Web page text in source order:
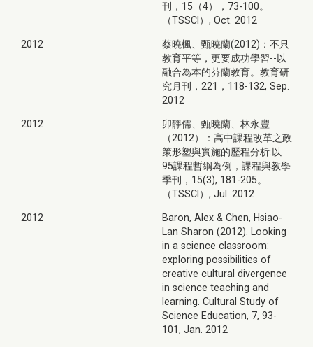
刊，15（4），73-100。
（TSSCI）, Oct. 2012
2012
蔡曉楓、甄曉蘭(2012)：不只
教育平等，更要成功學習--以
融合為本的芬蘭教育。教育研
究月刊，221，118-132, Sep.
2012
2012
卯靜儒、甄曉蘭、林永豐
（2012）：高中課程改革之政
策形塑與實施的歷程分析:以
95課程暫綱為例，課程與教學
季刊，15(3), 181-205。
（TSSCI）, Jul. 2012
2012
Baron, Alex & Chen, Hsiao-
Lan Sharon (2012). Looking
in a science classroom:
exploring possibilities of
creative cultural divergence
in science teaching and
learning. Cultural Study of
Science Education, 7, 93-
101, Jan. 2012